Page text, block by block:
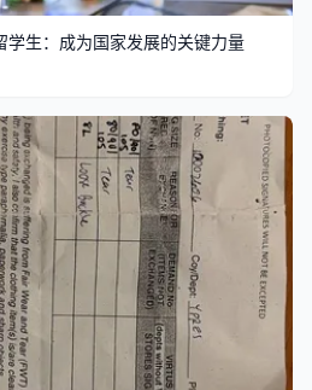
学生：成为国家发展的关键力量